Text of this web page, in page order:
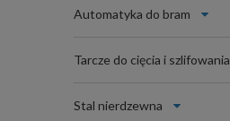
Automatyka do bram
Tarcze do cięcia i szlifowania
Stal nierdzewna